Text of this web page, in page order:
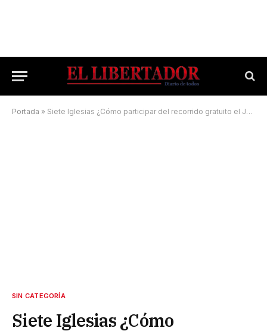
Portada » Siete Iglesias ¿Cómo participar del recorrido gratuito el Jueves Santo?
SIN CATEGORÍA
Siete Iglesias ¿Cómo